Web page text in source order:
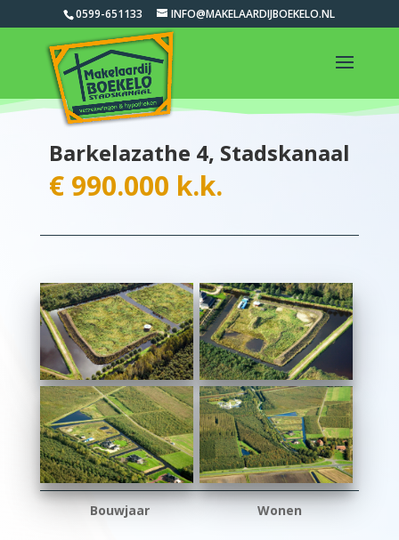
0599-651133 INFO@MAKELAARDIJBOEKELO.NL
Barkelazathe 4, Stadskanaal
€ 990.000 k.k.
Bouwjaar Wonen